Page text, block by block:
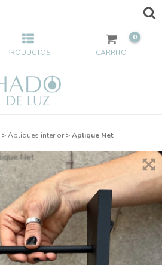
PRODUCTOS CARRITO
0
>Apliques interior>Aplique Net